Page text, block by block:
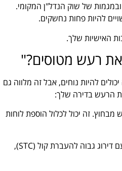
של שוק הנדל"ן המקומי.
להיות פחות נחשקים.
האישיות שלך.
רעש מטוסים?"
להיות נוחים, אבל זה מלווה גם
הרעש בדירה שלך:
זה יכול לכלול הוספת לוחות
חלונות: חלונות בעלי זיגוג כפול או משולש יכולים להפחית משמעותית את העברת הרעש. חפש חלונות עם דירוג גבוה להעברת קול (STC),